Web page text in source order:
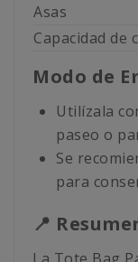
Asas
Capacidad de
Modo de
Utilízala
paseo o
Se
para
📍